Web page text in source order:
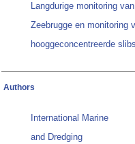
Langdurige monitoring
Zeebrugge en monitoring
hooggeconcentreerde
Authors
International Marine
and Dredging